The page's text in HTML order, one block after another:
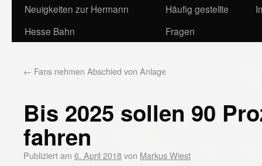
Neuigkeiten zur Hermann
Hesse Bahn
Häufig gestellte
Fragen
← Fans nehmen Abschied von Anlage
Bis 2025 sollen 90
fahren
Publiziert am 6. April 2018von Markus Wiest